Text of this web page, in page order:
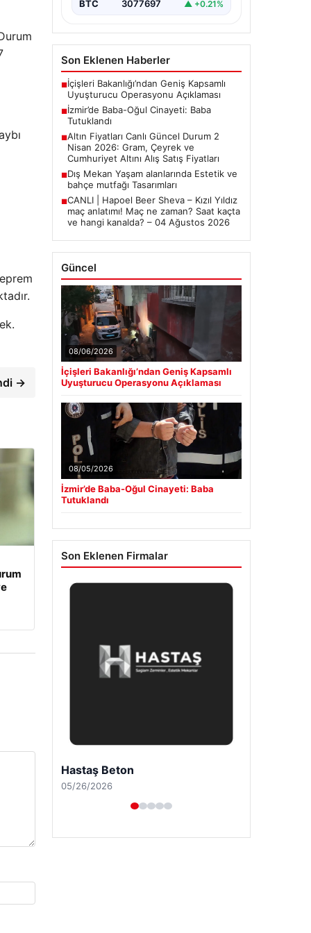
→
BTC 3077697 ▲ +0.21%
Son Eklenen Haberler
■İçişleri Bakanlığı’ndan Geniş Kapsamlı
Uyuşturucu Operasyonu Açıklaması
■İzmir’de Baba-Oğul Cinayeti: Baba
Tutuklandı
■Altın Fiyatları Canlı Güncel Durum 2
Nisan 2026: Gram, Çeyrek ve
Cumhuriyet Altını Alış Satış Fiyatları
■Dış Mekan Yaşam alanlarında Estetik ve
bahçe mutfağı Tasarımları
■CANLI | Hapoel Beer Sheva – Kızıl Yıldız
maç anlatımı! Maç ne zaman? Saat kaçta
ve hangi kanalda? – 04 Ağustos 2026
Güncel
08/06/2026
İçişleri Bakanlığı’ndan Geniş Kapsamlı
Uyuşturucu Operasyonu Açıklaması
08/05/2026
İzmir’de Baba-Oğul Cinayeti: Baba
Tutuklandı
Son Eklenen Firmalar
Enes Kaplan Avukatlık Bürosu
04/28/2026